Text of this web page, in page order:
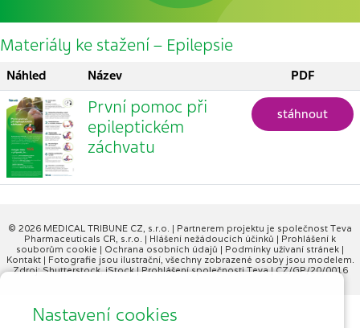
Materiály ke stažení – Epilepsie
Náhled Název PDF
První pomoc při
epileptickém
záchvatu
stáhnout
© 2026 MEDICAL TRIBUNE CZ, s.r.o. | Partnerem projektu je společnost Teva
Pharmaceuticals CR, s.r.o. | Hlášení nežádoucích účinků | Prohlášení k
souborům cookie | Ochrana osobních údajů | Podmínky užívaní stránek |
Kontakt | Fotografie jsou ilustrační, všechny zobrazené osoby jsou modelem.
Zdroj: Shutterstock, iStock |Prohlášení společnosti Teva| CZ/GP/20/0016
Nastavení cookies